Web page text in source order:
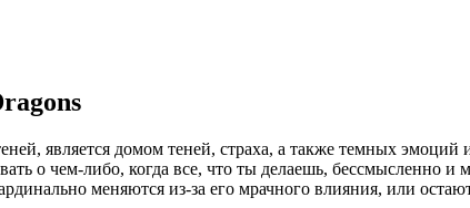
является домом теней, страха, а также темных
о чем-либо, когда все, что ты делаешь, бессмысленно
меняются из-за его мрачного влияния, или